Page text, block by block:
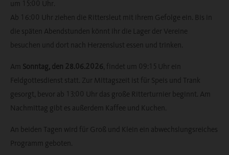
um 15:00 Uhr.
Ab 16:00 Uhr ziehen die Rittersleut mit ihrem Gefolge ein. Bis in
die späten Abendstunden könnt ihr die Lager der Vereine
besuchen und dort nach Herzenslust essen und trinken.
Am Sonntag, den 28.06.2026, findet um 09:15 Uhr ein
Feldgottesdienst statt. Zur Mittagszeit ist für Speis und Trank
gesorgt, bevor ab 13:00 Uhr das große Ritterturnier beginnt. Am
Nachmittag gibt es außerdem Kaffee und Kuchen.
An beiden Tagen wird für Groß und Klein ein abwechslungsreiches
Programm geboten.